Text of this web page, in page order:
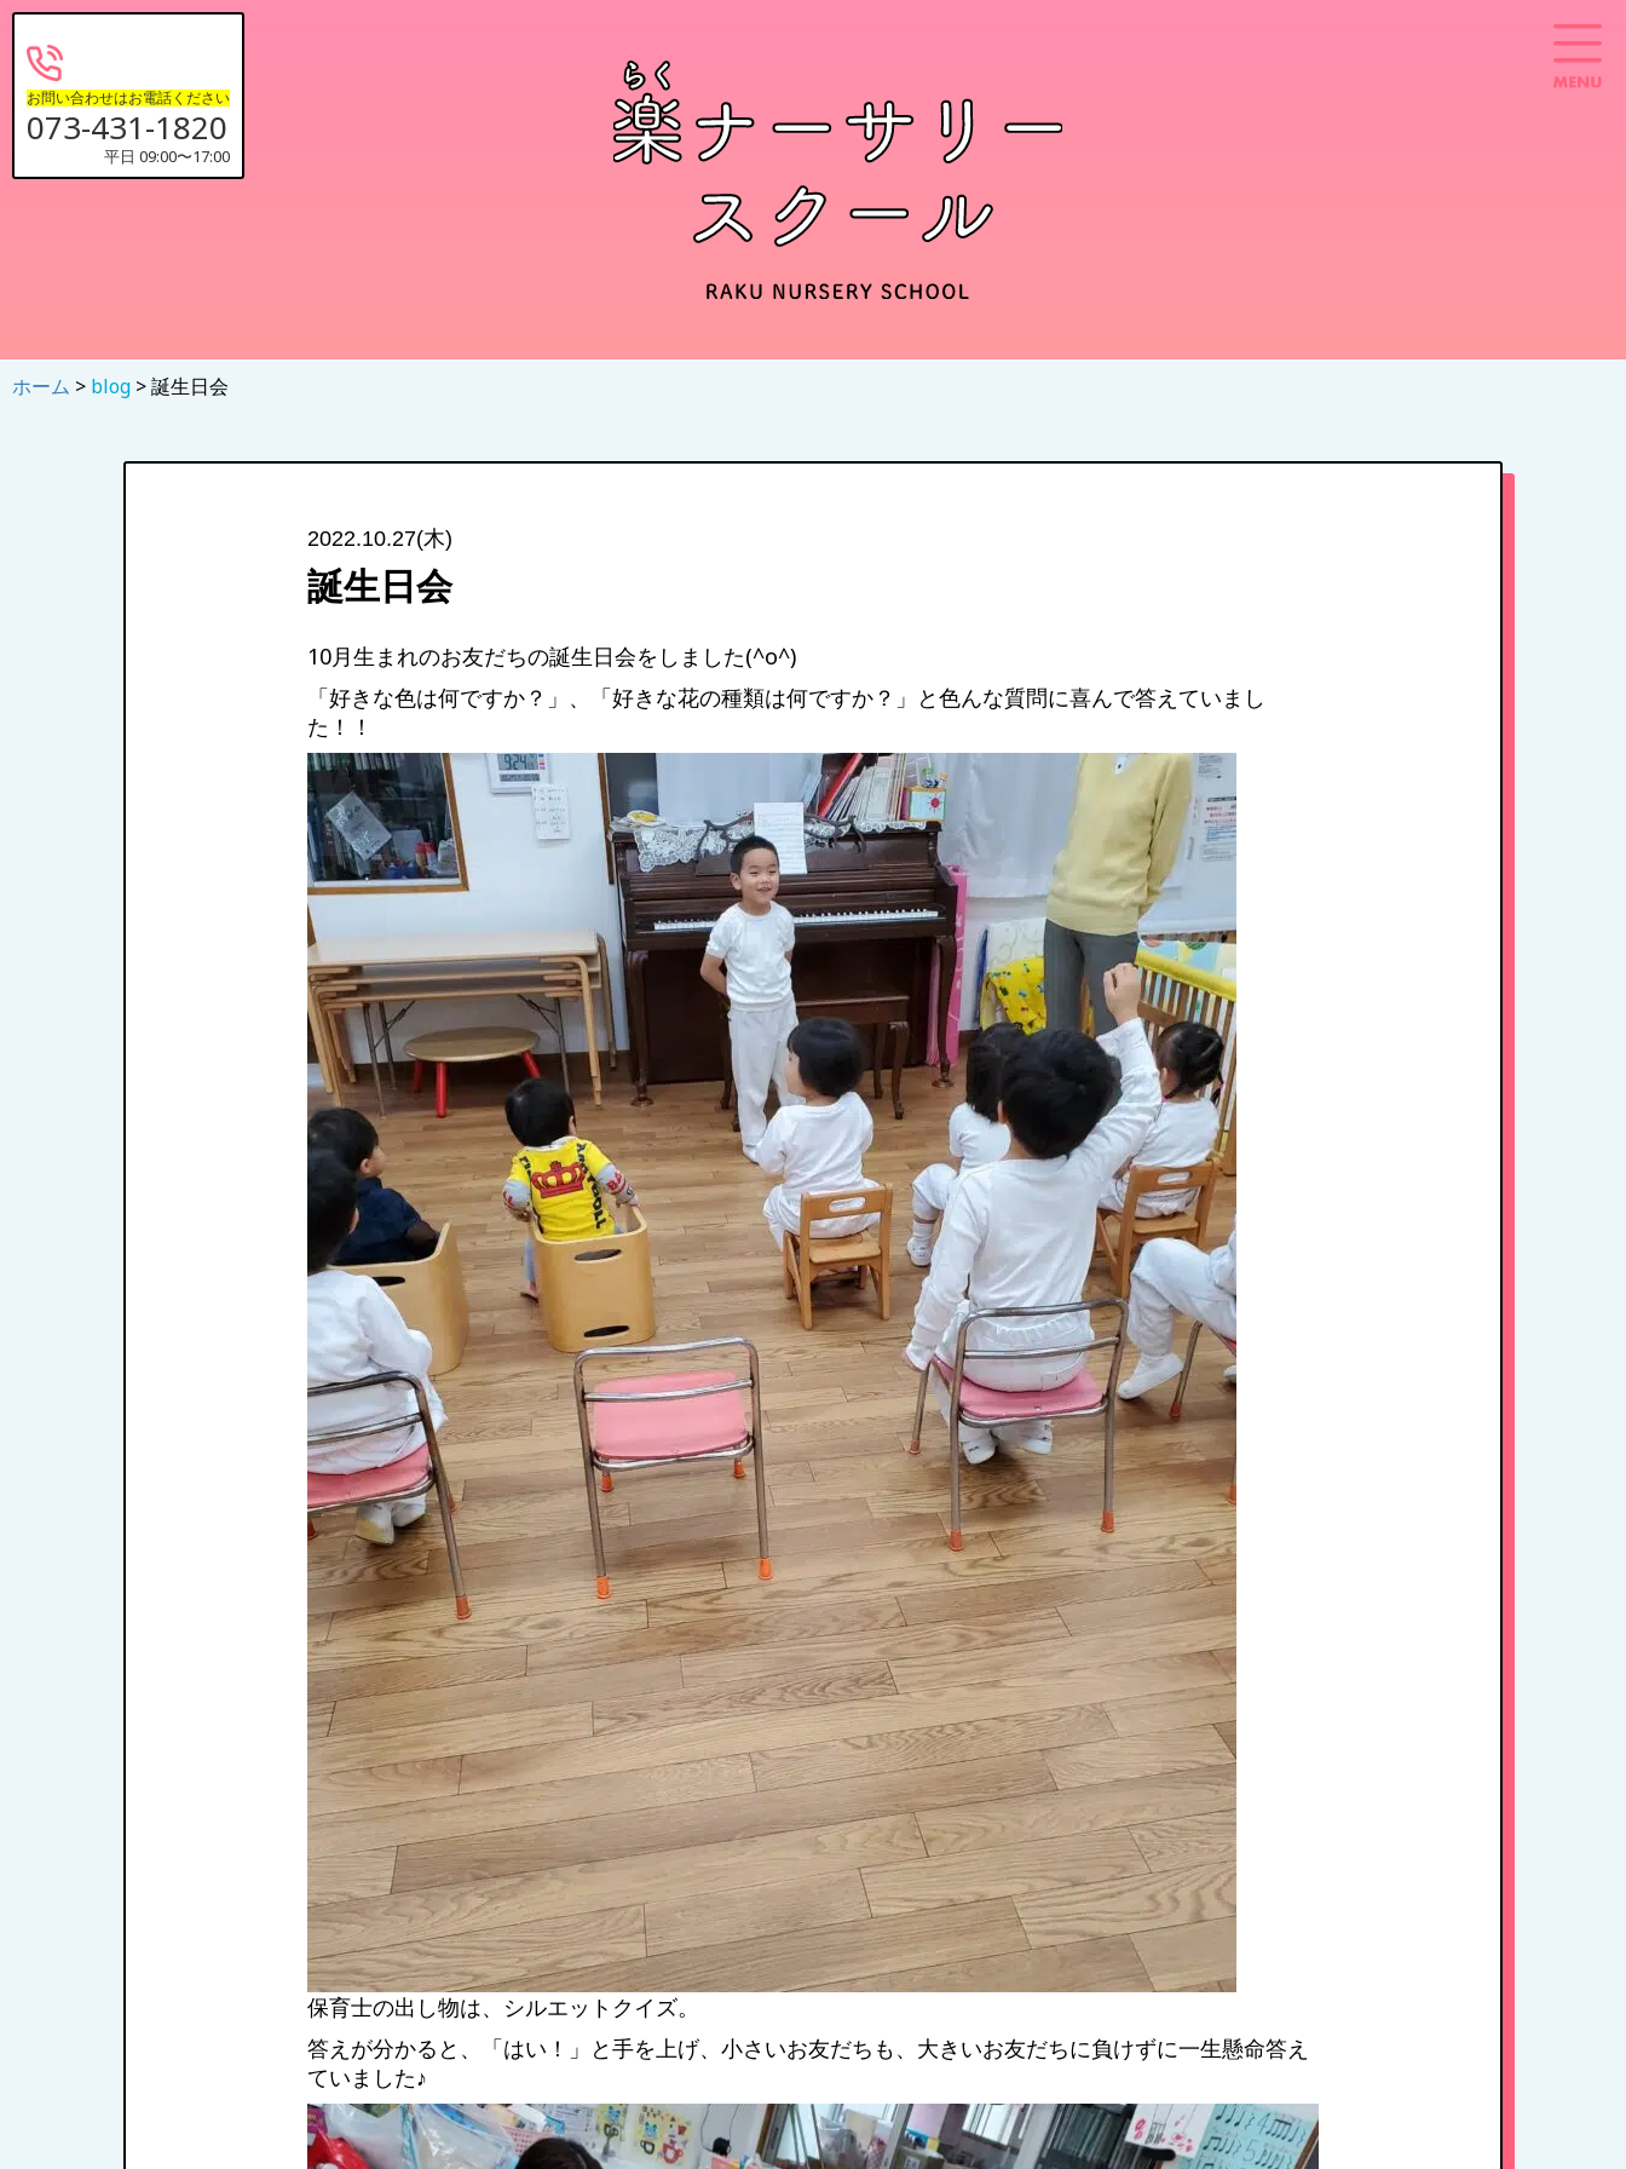
お問い合わせはお電話ください
073-431-1820
平日 09:00〜17:00
ホーム > blog > 誕生日会
2022.10.27(木)
誕生日会
10月生まれのお友だちの誕生日会をしました(^o^)
「好きな色は何ですか？」、「好きな花の種類は何ですか？」と色んな質問に喜んで答えていまし
た！！
保育士の出し物は、シルエットクイズ。
答えが分かると、「はい！」と手を上げ、小さいお友だちも、大きいお友だちに負けずに一生懸命答え
ていました♪